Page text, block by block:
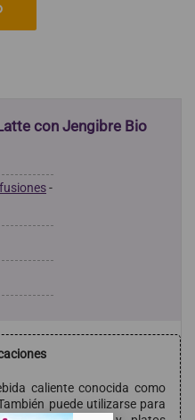
con Jengibre Bio
-
caliente conocida como
puede utilizarse para